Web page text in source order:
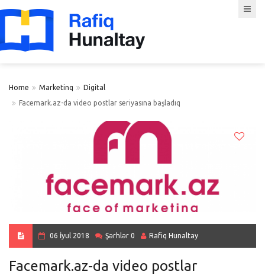
Home Marketinq
Digital
Facemark.az-da video postlar seriyasına başladıq
06 İyul 2018 Şərhlər 0 Rafiq Hunaltay
Facemark.az-da video postlar